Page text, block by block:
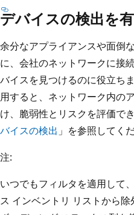
デバイスの検出を
余分なアプライアンスや面倒
に、会社のネットワークに接
バイスを見つけるのに役立ち
用すると、ネットワーク内の
け、脆弱性とリスクを評価で
バイスの検出 」を参照してくだ
注:
いつでもフィルタを適用して
ス インベントリ リストから